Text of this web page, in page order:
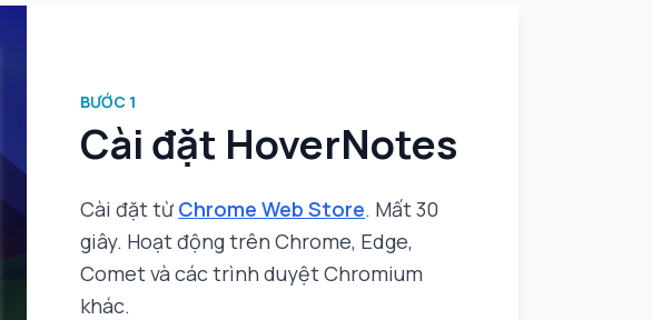
BƯỚC 1
Cài đặt HoverNotes
Cài đặt từ Chrome Web Store. Mất 30
giây. Hoạt động trên Chrome, Edge,
Comet và các trình duyệt Chromium
khác.